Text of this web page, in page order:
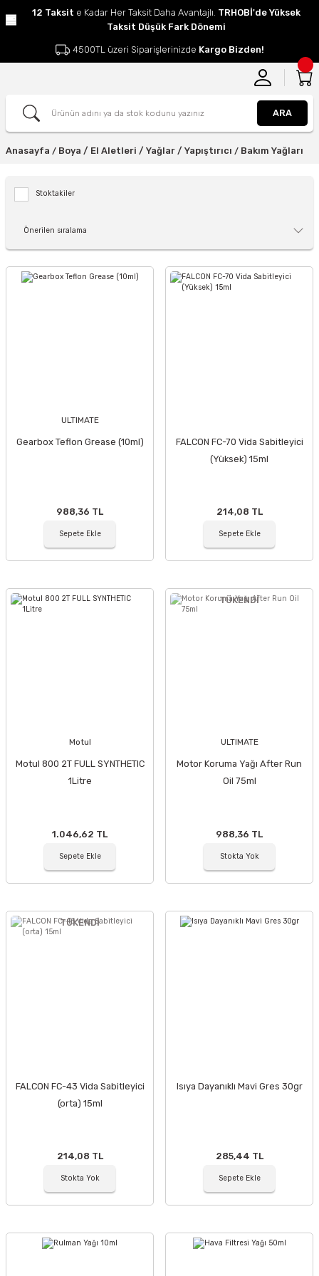
12 Taksit e Kadar Her Taksit Daha Avantajlı. TRHOBİ'de Yüksek
Taksit Düşük Fark Dönemi
4500TL üzeri Siparişlerinizde Kargo Bizden!
ARA
Anasayfa Boya / El Aletleri / Yağlar / Yapıştırıcı Bakım Yağları
Stoktakiler
ULTIMATE
Gearbox Teflon Grease (10ml)
988,36 TL
Sepete Ekle
FALCON FC-70 Vida Sabitleyici
(Yüksek) 15ml
214,08 TL
Sepete Ekle
Motul
Motul 800 2T FULL SYNTHETIC
1Litre
1.046,62 TL
Sepete Ekle
TÜKENDİ
ULTIMATE
Motor Koruma Yağı After Run
Oil 75ml
988,36 TL
Stokta Yok
TÜKENDİ
FALCON FC-43 Vida Sabitleyici
(orta) 15ml
214,08 TL
Stokta Yok
Isıya Dayanıklı Mavi Gres 30gr
285,44 TL
Sepete Ekle